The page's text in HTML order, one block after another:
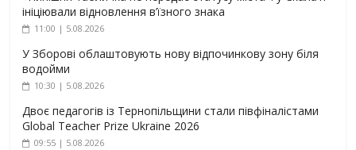
ініціювали відновлення в’їзного знака
11:00 | 5.08.2026
У Зборові облаштовують нову відпочинкову зону біля
водойми
10:30 | 5.08.2026
Двоє педагогів із Тернопільщини стали півфіналістами
Global Teacher Prize Ukraine 2026
09:55 | 5.08.2026